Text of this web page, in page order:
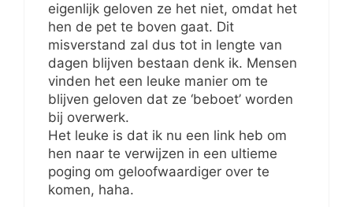
eigenlijk geloven ze het niet, omdat het
hen de pet te boven gaat. Dit
misverstand zal dus tot in lengte van
dagen blijven bestaan denk ik. Mensen
vinden het een leuke manier om te
blijven geloven dat ze ‘beboet’ worden
bij overwerk.
Het leuke is dat ik nu een link heb om
hen naar te verwijzen in een ultieme
poging om geloofwaardiger over te
komen, haha.